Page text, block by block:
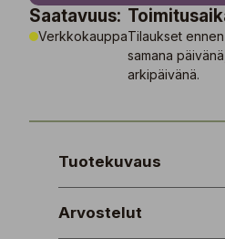
Saatavuus:
VerkkokauppaTilaukset
samana
arkipäivänä.
Tuotekuvaus
Arvostelut